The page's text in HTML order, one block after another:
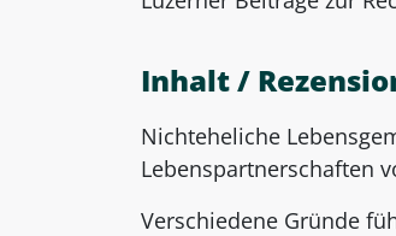
Inhalt /
Nichteheliche
Lebenspartnerschaften
Verschiedene Gründe